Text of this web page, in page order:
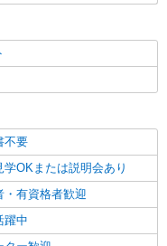
※経験・能力による
詳細を見る
円（地域による） 別
不要
学OKまたは説明会あり
・有資格者歓迎
躍中